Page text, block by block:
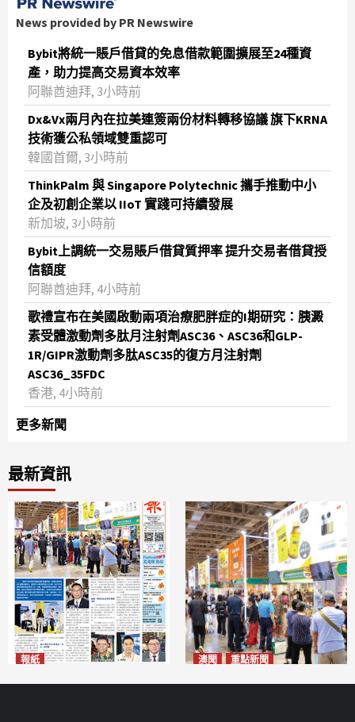
News provided by PR Newswire
Bybit將統一賬戶借貸的免息借款範圍擴展至24種資
產，助力提高交易資本效率
阿聯酋迪拜, 3小時前
Dx&Vx兩月內在拉美連簽兩份材料轉移協議 旗下KRNA
技術獲公私領域雙重認可
韓國首爾, 3小時前
ThinkPalm 與 Singapore Polytechnic 攜手推動中小
企及初創企業以 IIoT 實踐可持續發展
新加坡, 3小時前
Bybit上調統一交易賬戶借貸質押率 提升交易者借貸授
信額度
阿聯酋迪拜, 4小時前
歌禮宣布在美國啟動兩項治療肥胖症的I期研究：胰澱
素受體激動劑多肽月注射劑ASC36、ASC36和GLP-
1R/GIPR激動劑多肽ASC35的復方月注射劑
ASC36_35FDC
香港, 4小時前
更多新聞
最新資訊
報紙 澳聞 重點新聞